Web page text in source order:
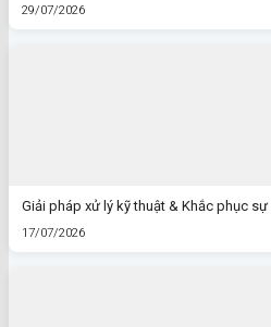
29/07/2026
Giải pháp xử lý kỹ thuật & Khắc phục
17/07/2026